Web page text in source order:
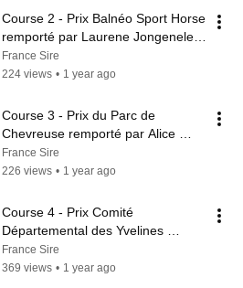
Course 2 - Prix Balnéo Sport Horse
remporté par Laurene Jongenelen
& Jasmin de Volos
France Sire
224 views • 1 year ago
Course 3 - Prix du Parc de
Chevreuse remporté par Alice
Gras & Quinoa du Croux
France Sire
226 views • 1 year ago
Course 4 - Prix Comité
Départemental des Yvelines
remporté par Jules Lerner & Dutch
Power
France Sire
369 views • 1 year ago